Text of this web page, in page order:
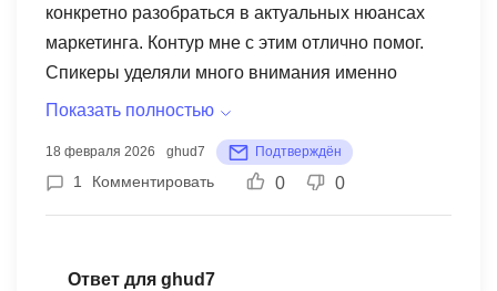
конкретно разобраться в актуальных нюансах
маркетинга. Контур мне с этим отлично помог.
Спикеры уделяли много внимания именно
текущей ситуации в рекламе и делали акцент на
никаких других шансов, кроме как реально стать
еще более топовым специалистом!
Показать полностью
18 февраля 2026 ghud7 Подтверждён
1 Комментировать 0 0
Ответ для ghud7